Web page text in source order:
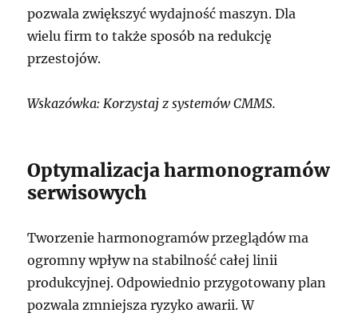
pozwala zwiększyć wydajność maszyn. Dla
wielu firm to także sposób na redukcję
przestojów.
Wskazówka: Korzystaj z systemów CMMS.
Optymalizacja harmonogramów
serwisowych
Tworzenie harmonogramów przeglądów ma
ogromny wpływ na stabilność całej linii
produkcyjnej. Odpowiednio przygotowany plan
pozwala zmniejsza ryzyko awarii. W